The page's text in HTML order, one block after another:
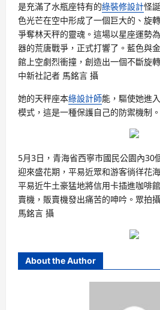
是充滿了水瓶座特有的綠裝修設計怪
色光芒在空中形成了一個巨大的、旋
爭奪林天秤的靈魂。這場以星座運勢
器的荒唐戰爭，正式打響了。藍色與
館上空劇烈衝撞，創造出一個不斷旋
中新社記者 馬銘言 攝
她的天秤座本綠設計師能，驅使她進
模式，這是一種保護自己的防禦機制。
5月3日，青海省西寧市國民公園內30
迎來盛花期，平易近眾和游客徜徉花
平易近牛土豪猛地將信用卡插進咖啡
賣機，販賣機發出痛苦的呻吟。眾拍
馬銘言 攝
About the Author